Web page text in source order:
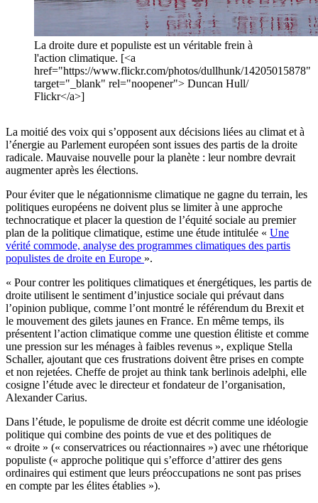
La droite dure et populiste est un véritable frein à
l'action climatique. [<a
href="https://www.flickr.com/photos/dullhunk/14205015878"
target="_blank" rel="noopener"> Duncan Hull/​
Flickr</a>]
La moitié des voix qui s’opposent aux décisions liées au climat et à
l’énergie au Parlement européen sont issues des partis de la droite
radicale. Mauvaise nouvelle pour la planète : leur nombre devrait
augmenter après les élections.
Pour éviter que le négationnisme climatique ne gagne du terrain, les
politiques européens ne doivent plus se limiter à une approche
technocratique et placer la question de l’équité sociale au premier
plan de la politique climatique, estime une étude intitulée « Une
vérité commode, analyse des programmes climatiques des partis
populistes de droite en Europe ».
« Pour contrer les politiques climatiques et énergétiques, les partis de
droite utilisent le sentiment d’injustice sociale qui prévaut dans
l’opinion publique, comme l’ont montré le référendum du Brexit et
le mouvement des gilets jaunes en France. En même temps, ils
présentent l’action climatique comme une question élitiste et comme
une pression sur les ménages à faibles revenus », explique Stella
Schaller, ajoutant que ces frustrations doivent être prises en compte
et non rejetées. Cheffe de projet au think tank berlinois adelphi, elle
cosigne l’étude avec le directeur et fondateur de l’organisation,
Alexander Carius.
Dans l’étude, le populisme de droite est décrit comme une idéologie
politique qui combine des points de vue et des politiques de
« droite » (« conservatrices ou réactionnaires ») avec une rhétorique
populiste (« approche politique qui s’efforce d’attirer des gens
ordinaires qui estiment que leurs préoccupations ne sont pas prises
en compte par les élites établies »).